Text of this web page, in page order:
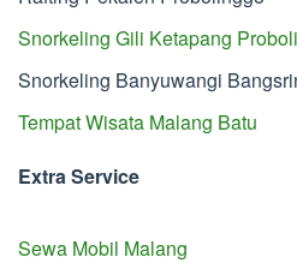
Snorkeling Gili Ketapang
Snorkeling Banyuwangi
Tempat Wisata Malang Batu
Extra Service
Sewa Mobil Malang